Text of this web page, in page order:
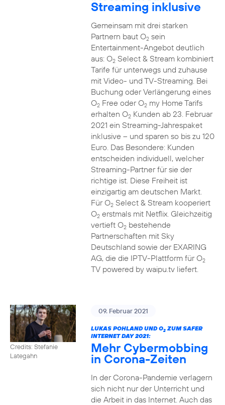
Streaming inklusive
Gemeinsam mit drei starken
Partnern baut O2sein
Entertainment-Angebot deutlich
aus: O2Select & Stream kombiniert
Tarife für unterwegs und zuhause
mit Video- und TV-Streaming. Bei
Buchung oder Verlängerung eines
O2Free oder O2my Home Tarifs
erhalten O2Kunden ab 23. Februar
2021 ein Streaming-Jahrespaket
inklusive – und sparen so bis zu 120
Euro. Das Besondere: Kunden
entscheiden individuell, welcher
Streaming-Partner für sie der
richtige ist. Diese Freiheit ist
einzigartig am deutschen Markt.
Für O2Select & Stream kooperiert
O2erstmals mit Netflix. Gleichzeitig
vertieft O2bestehende
Partnerschaften mit Sky
Deutschland sowie der EXARING
AG, die die IPTV-Plattform für O2
TV powered by waipu.tv liefert.
Credits: Stefanie
Lategahn
09. Februar 2021
LUKAS POHLAND UND O2ZUM SAFER
INTERNET DAY 2021:
Mehr Cybermobbing
in Corona-Zeiten
In der Corona-Pandemie verlagern
sich nicht nur der Unterricht und
die Arbeit in das Internet. Auch das